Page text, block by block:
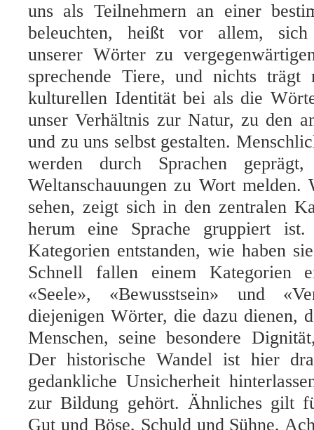
uns als Teilnehmern an einer
beleuchten, heißt vor allem, sich
unserer Wörter zu
sprechende Tiere, und nichts trägt
kulturellen Identität bei als die
unser Verhältnis zur Natur, zu den
und zu uns selbst gestalten.
werden durch Sprachen
Weltanschauungen zu Wort
sehen, zeigt sich in den zentralen
herum eine Sprache gruppiert
Kategorien entstanden, wie haben
Schnell fallen einem Kategorien
«Seele», «Bewusstsein» und
diejenigen Wörter, die dazu dienen,
Menschen, seine besondere
Der historische Wandel ist hier
gedankliche Unsicherheit
zur Bildung gehört. Ähnliches gilt
Gut und Böse, Schuld und Sühne,